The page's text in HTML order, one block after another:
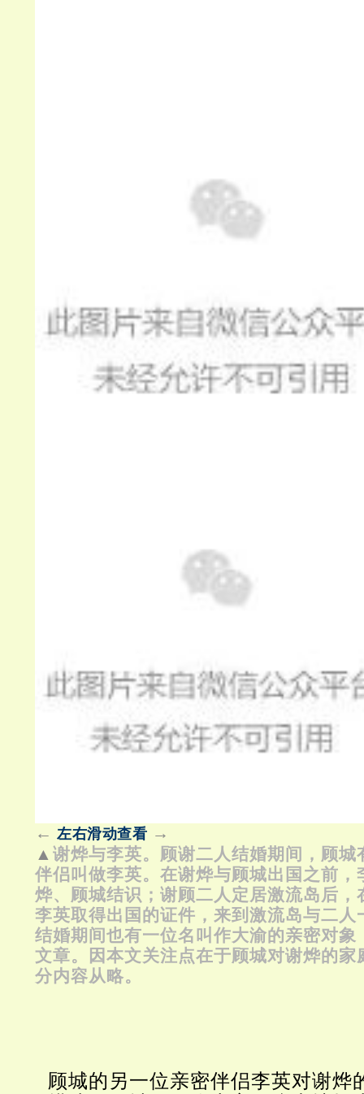
← 左右滑动查看 →
▲ 谢烨与李英。顾谢二人结婚期间，顾城
伴侣叫做李英。在谢烨与顾城出国之前，
烨、顾城结识；谢顾二人定居激流岛后，
李英取得出国的证件，来到激流岛与二人
结婚期间也有一位名叫作大渝的亲密对象
文章。因本文关注点在于顾城对谢烨的家
分内容从略。
顾城的另一位亲密伴侣李英对谢烨